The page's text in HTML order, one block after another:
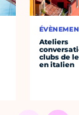
Ateliers
clubs de
en italien